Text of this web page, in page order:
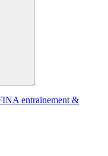
entrainement &